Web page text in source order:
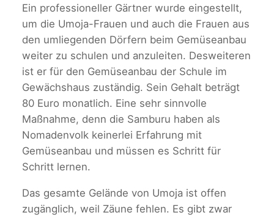
Ein professioneller Gärtner wurde eingestellt,
um die Umoja-Frauen und auch die Frauen aus
den umliegenden Dörfern beim Gemüseanbau
weiter zu schulen und anzuleiten. Desweiteren
ist er für den Gemüseanbau der Schule im
Gewächshaus zuständig. Sein Gehalt beträgt
80 Euro monatlich. Eine sehr sinnvolle
Maßnahme, denn die Samburu haben als
Nomadenvolk keinerlei Erfahrung mit
Gemüseanbau und müssen es Schritt für
Schritt lernen.
Das gesamte Gelände von Umoja ist offen
zugänglich, weil Zäune fehlen. Es gibt zwar